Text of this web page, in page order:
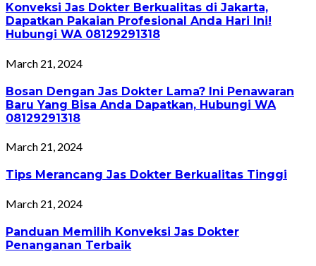
Konveksi Jas Dokter Berkualitas di Jakarta,
Dapatkan Pakaian Profesional Anda Hari Ini!
Hubungi WA 08129291318
March 21, 2024
Bosan Dengan Jas Dokter Lama? Ini Penawaran
Baru Yang Bisa Anda Dapatkan, Hubungi WA
08129291318
March 21, 2024
Tips Merancang Jas Dokter Berkualitas Tinggi
March 21, 2024
Panduan Memilih Konveksi Jas Dokter
Penanganan Terbaik